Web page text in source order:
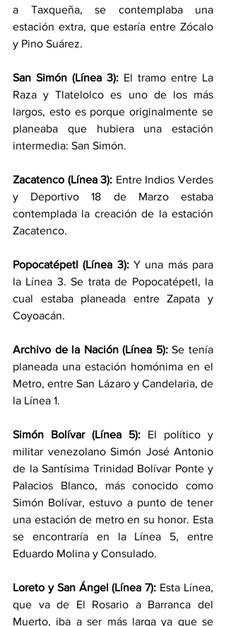
a Taxqueña, se contemplaba una
estación extra, que estaría entre Zócalo
y Pino Suárez.
San Simón (Línea 3): El tramo entre La
Raza y Tlatelolco es uno de los más
largos, esto es porque originalmente se
planeaba que hubiera una estación
intermedia: San Simón.
Zacatenco (Línea 3): Entre Indios Verdes
y Deportivo 18 de Marzo estaba
contemplada la creación de la estación
Zacatenco.
Popocatépetl (Línea 3): Y una más para
la Línea 3. Se trata de Popocatépetl, la
cual estaba planeada entre Zapata y
Coyoacán.
Archivo de la Nación (Línea 5): Se tenía
planeada una estación homónima en el
Metro, entre San Lázaro y Candelaria, de
la Línea 1.
Simón Bolívar (Línea 5): El político y
militar venezolano Simón José Antonio
de la Santísima Trinidad Bolívar Ponte y
Palacios Blanco, más conocido como
Simón Bolívar, estuvo a punto de tener
una estación de metro en su honor. Esta
se encontraría en la Línea 5, entre
Eduardo Molina y Consulado.
Loreto y San Ángel (Línea 7): Esta Línea,
que va de El Rosario a Barranca del
Muerto, iba a ser más larga ya que se